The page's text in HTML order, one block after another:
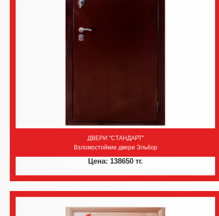
ДВЕРИ "СТАНДАРТ"
Взломостойкие двери Эльбор
Цена: 138650 тг.